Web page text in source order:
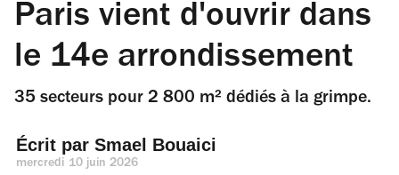
Paris vient d'ouvrir dans
le 14e arrondissement
35 secteurs pour 2 800 m² dédiés à la grimpe.
Écrit par Smael Bouaici
mercredi 10 juin 2026